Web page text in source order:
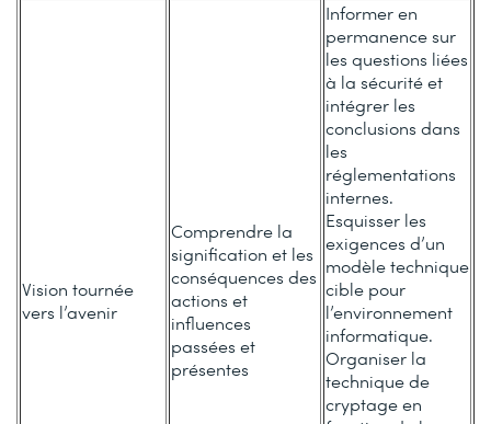
Vision tournée
vers l’avenir
Comprendre la
signification et les
conséquences des
actions et
influences
passées et
présentes
Informer en
permanence sur
les questions liées
à la sécurité et
intégrer les
conclusions dans
les
réglementations
internes.
Esquisser les
exigences d’un
modèle technique
cible pour
l’environnement
informatique.
Organiser la
technique de
cryptage en